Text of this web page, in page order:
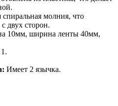
спиральная молния, что
двух сторон.
10мм, ширина ленты 40мм,
1.
Имеет 2 язычка.